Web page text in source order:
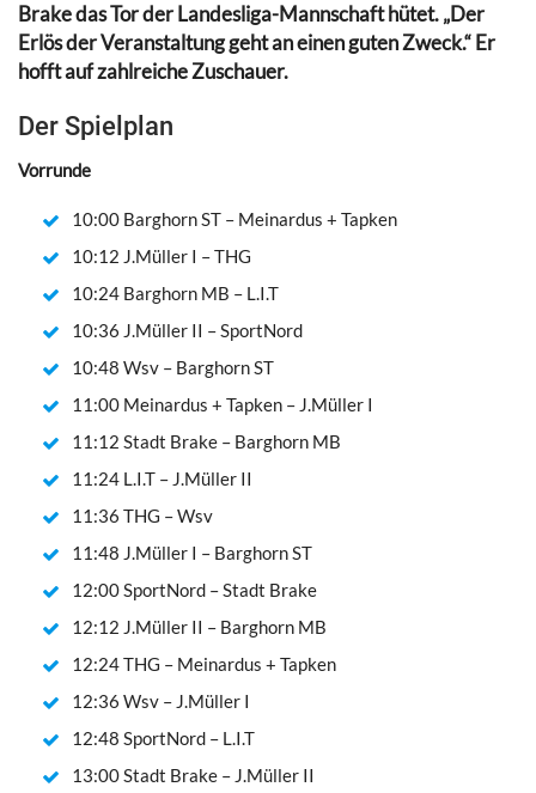
Brake das Tor der Landesliga-Mannschaft hütet. „Der
Erlös der Veranstaltung geht an einen guten Zweck.“ Er
hofft auf zahlreiche Zuschauer.
Der Spielplan
Vorrunde
10:00 Barghorn ST – Meinardus + Tapken
10:12 J.Müller I – THG
10:24 Barghorn MB – L.I.T
10:36 J.Müller II – SportNord
10:48 Wsv – Barghorn ST
11:00 Meinardus + Tapken – J.Müller I
11:12 Stadt Brake – Barghorn MB
11:24 L.I.T – J.Müller II
11:36 THG – Wsv
11:48 J.Müller I – Barghorn ST
12:00 SportNord – Stadt Brake
12:12 J.Müller II – Barghorn MB
12:24 THG – Meinardus + Tapken
12:36 Wsv – J.Müller I
12:48 SportNord – L.I.T
13:00 Stadt Brake – J.Müller II